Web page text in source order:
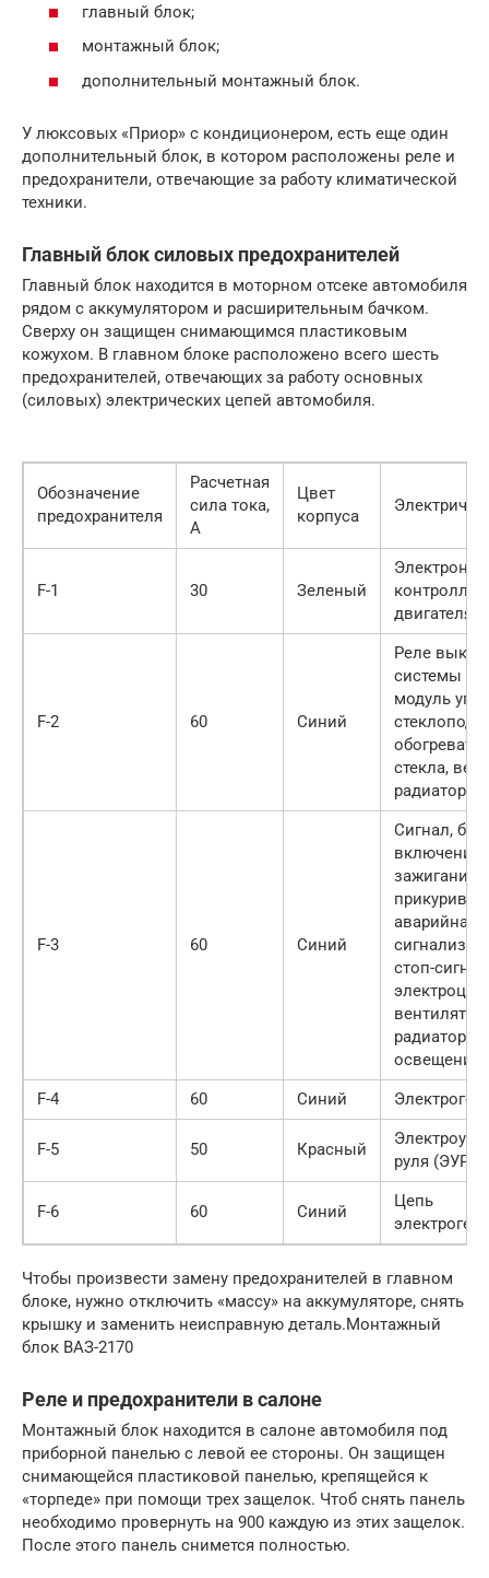
главный блок;
монтажный блок;
дополнительный монтажный блок.
У люксовых «Приор» с кондиционером, есть еще один
дополнительный блок, в котором расположены реле и
предохранители, отвечающие за работу климатической
техники.
Главный блок силовых предохранителей
Главный блок находится в моторном отсеке автомобиля
рядом с аккумулятором и расширительным бачком.
Сверху он защищен снимающимся пластиковым
кожухом. В главном блоке расположено всего шесть
предохранителей, отвечающих за работу основных
(силовых) электрических цепей автомобиля.
Обозначение
предохранителя
Расчетная
сила тока,
А
Цвет
корпуса
F-1 30 Зеленый
контроллер
двигателя
F-2 60 Синий
Реле
системы
модуль
стекла,
радиатора
F-3 60 Синий
Сигнал,
включения
зажигания,
аварийная
стоп-
радиатора,
освещение
F-4
60 Синий
F-5 50 Красный
руля (ЭУР)
F-6 60 Синий
Цепь
Чтобы произвести замену предохранителей в главном
блоке, нужно отключить «массу» на аккумуляторе, снять
крышку и заменить неисправную деталь.Монтажный
блок ВАЗ-2170
Реле и предохранители в салоне
Монтажный блок находится в салоне автомобиля под
приборной панелью с левой ее стороны. Он защищен
снимающейся пластиковой панелью, крепящейся к
«торпеде» при помощи трех защелок. Чтоб снять панель
необходимо провернуть на 900 каждую из этих защелок.
После этого панель снимется полностью.